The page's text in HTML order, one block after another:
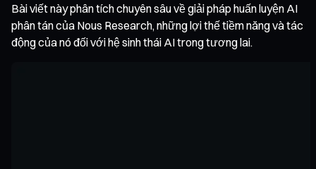
Bài viết này phân tích chuyên sâu về giải pháp huấn luyện AI
phân tán của Nous Research, những lợi thế tiềm năng và tác
động của nó đối với hệ sinh thái AI trong tương lai.